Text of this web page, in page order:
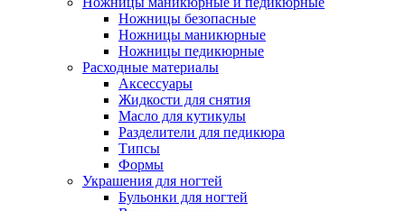
Ножницы безопасные
Ножницы маникюрные
Ножницы педикюрные
Расходные материалы
Аксессуары
Жидкости для снятия
Масло для кутикулы
Разделители для педикюра
Типсы
Формы
Украшения для ногтей
Бульонки для ногтей